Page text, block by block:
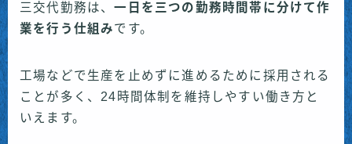
三交代勤務は、一日を三つの勤務時間帯に分けて作
業を行う仕組みです。
工場などで生産を止めずに進めるために採用される
ことが多く、24時間体制を維持しやすい働き方と
いえます。